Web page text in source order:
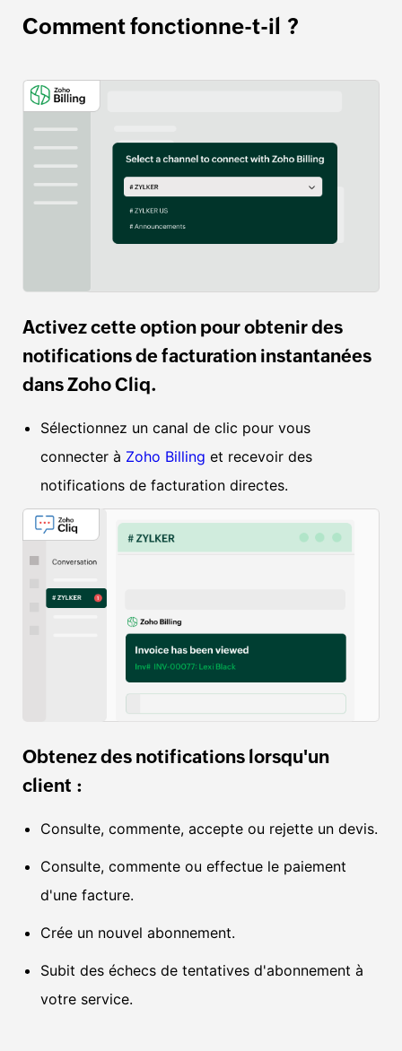
Comment fonctionne-t-il ?
Activez cette option pour obtenir des
notifications de facturation instantanées
dans Zoho Cliq.
Sélectionnez un canal de clic pour vous
connecter à Zoho Billing et recevoir des
notifications de facturation directes.
Obtenez des notifications lorsqu'un
client :
Consulte, commente, accepte ou rejette un devis.
Consulte, commente ou effectue le paiement
d'une facture.
Crée un nouvel abonnement.
Subit des échecs de tentatives d'abonnement à
votre service.